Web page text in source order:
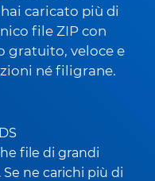
hai caricato più di
file ZIP con
gratuito, veloce e
né filigrane.
file di grandi
ne carichi più di